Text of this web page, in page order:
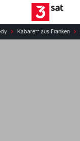
3SAT
Kabarett aus Franken